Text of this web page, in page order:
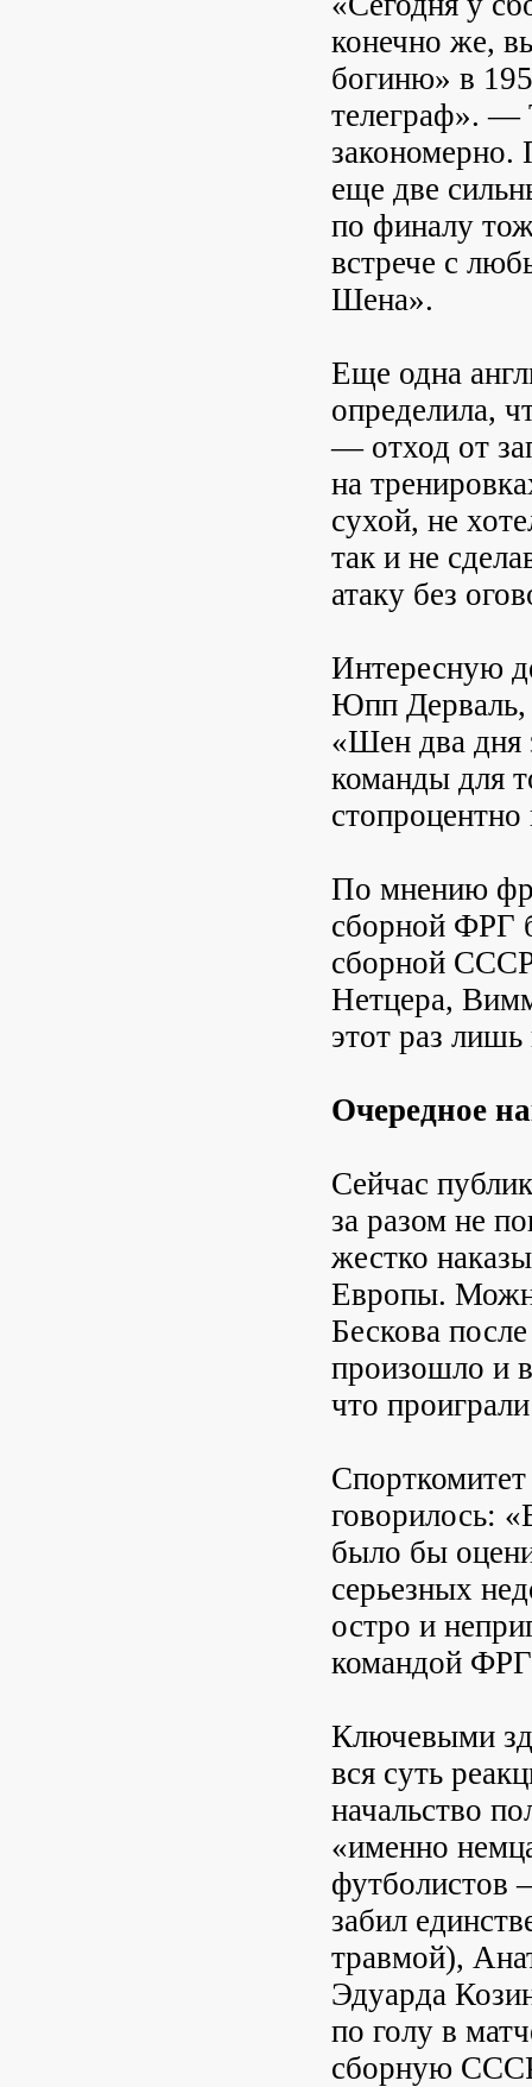
конечно же,
богиню» в
телеграф». —
закономерно.
еще две
по финалу
встрече с
Шена».
Еще одна
определила,
— отход от
на
сухой, не
так и не
атаку без
Интересную
Юпп Дерваль,
«Шен два дня
команды для
По мнению
сборной ФРГ
сборной
Нетцера,
этот раз
Очередное
Сейчас
за разом не
жестко
Европы.
Бескова
произошло и
что
говорилось:
было бы
серьезных
остро и
командой
Ключевыми
вся суть
начальство
«именно
футболистов
забил
травмой),
Эдуарда
по голу в
сборную